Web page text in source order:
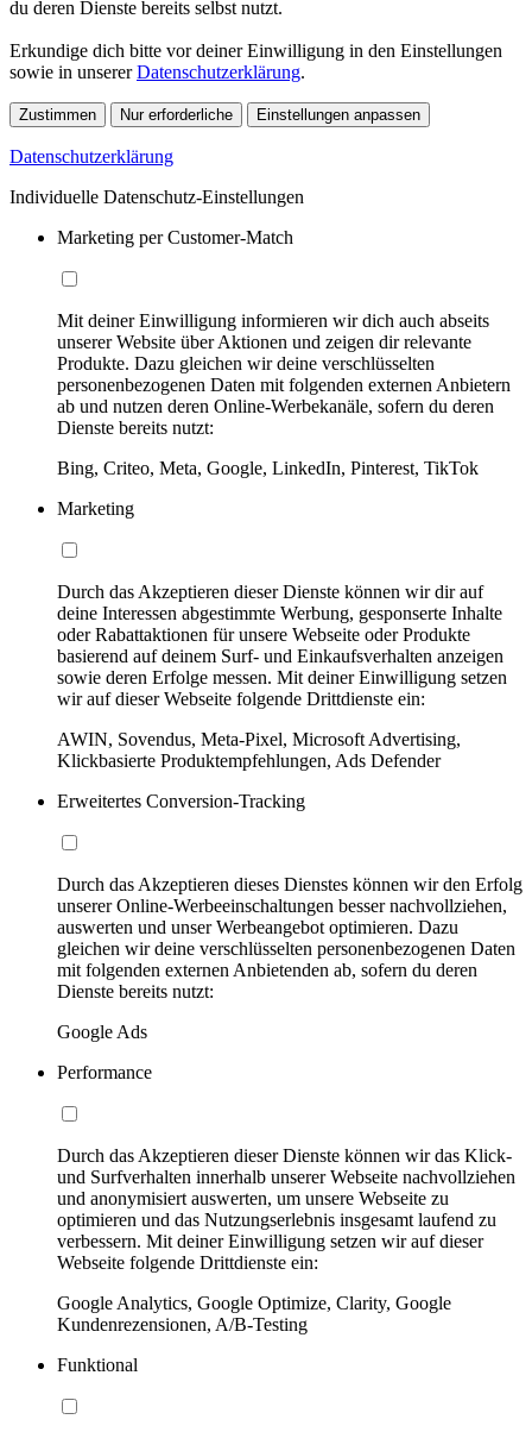
du deren Dienste bereits selbst nutzt.
Erkundige dich bitte vor deiner Einwilligung in den Einstellungen
sowie in unsererDatenschutzerklärung.
Zustimmen Nur erforderliche Einstellungen anpassen
Datenschutzerklärung
Individuelle Datenschutz-Einstellungen
Marketing per Customer-Match
Mit deiner Einwilligung informieren wir dich auch abseits
unserer Website über Aktionen und zeigen dir relevante
Produkte. Dazu gleichen wir deine verschlüsselten
personenbezogenen Daten mit folgenden externen Anbietern
ab und nutzen deren Online-Werbekanäle, sofern du deren
Dienste bereits nutzt:
Bing, Criteo, Meta, Google, LinkedIn, Pinterest, TikTok
Marketing
Durch das Akzeptieren dieser Dienste können wir dir auf
deine Interessen abgestimmte Werbung, gesponserte Inhalte
oder Rabattaktionen für unsere Webseite oder Produkte
basierend auf deinem Surf- und Einkaufsverhalten anzeigen
sowie deren Erfolge messen. Mit deiner Einwilligung setzen
wir auf dieser Webseite folgende Drittdienste ein:
AWIN, Sovendus, Meta-Pixel, Microsoft Advertising,
Klickbasierte Produktempfehlungen, Ads Defender
Erweitertes Conversion-Tracking
Durch das Akzeptieren dieses Dienstes können wir den Erfolg
unserer Online-Werbeeinschaltungen besser nachvollziehen,
auswerten und unser Werbeangebot optimieren. Dazu
gleichen wir deine verschlüsselten personenbezogenen Daten
mit folgenden externen Anbietenden ab, sofern du deren
Dienste bereits nutzt:
Google Ads
Performance
Durch das Akzeptieren dieser Dienste können wir das Klick-
und Surfverhalten innerhalb unserer Webseite nachvollziehen
und anonymisiert auswerten, um unsere Webseite zu
optimieren und das Nutzungserlebnis insgesamt laufend zu
verbessern. Mit deiner Einwilligung setzen wir auf dieser
Webseite folgende Drittdienste ein:
Google Analytics, Google Optimize, Clarity, Google
Kundenrezensionen, A/B-Testing
Funktional